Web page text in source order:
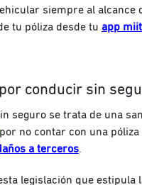
siempre al alcance
tu póliza desde tu app
conducir sin
seguro se trata de una
no contar con una
a terceros.
legislación que estipula